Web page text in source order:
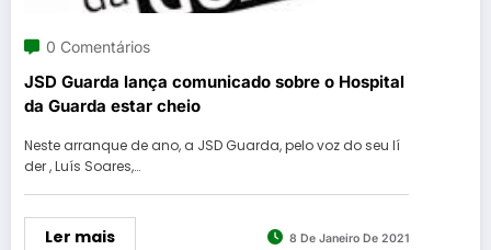
0 Comentários
JSD Guarda lança comunicado sobre o Hospital
da Guarda estar cheio
Neste arranque de ano, a JSD Guarda, pelo voz do seu lí
der , Luís Soares,…
Ler mais 8 De Janeiro De 2021